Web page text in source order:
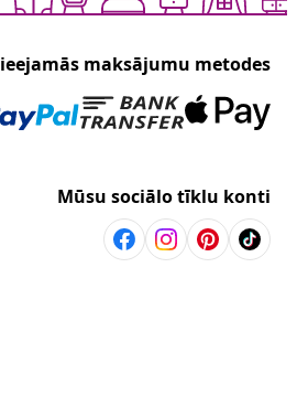
maksājumu metodes
Mūsu sociālo tīklu konti